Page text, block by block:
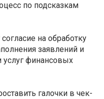
по подсказкам
на обработку
заявлений и
услуг финансовых
галочки в чек-